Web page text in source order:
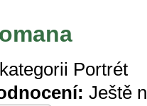
Portrét
Ještě